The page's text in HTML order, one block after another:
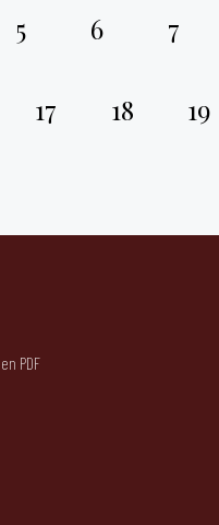
5 6 7
17 18 19
PDF